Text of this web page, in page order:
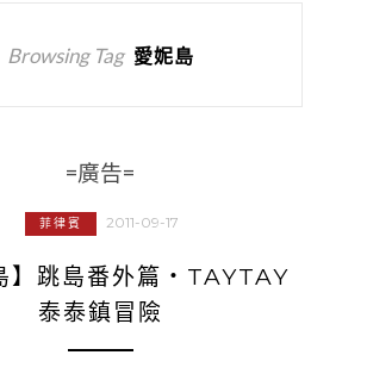
Browsing Tag 愛妮島
=廣告=
菲律賓 2011-09-17
】跳島番外篇‧TAYTAY
泰泰鎮冒險